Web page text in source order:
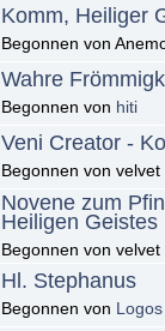
Komm, Heiliger
Begonnen von
Wahre
Begonnen von hiti
Veni Creator -
Begonnen von velvet
Novene zum
Heiligen Geistes
Begonnen von velvet
Hl. Stephanus
Begonnen von Logos